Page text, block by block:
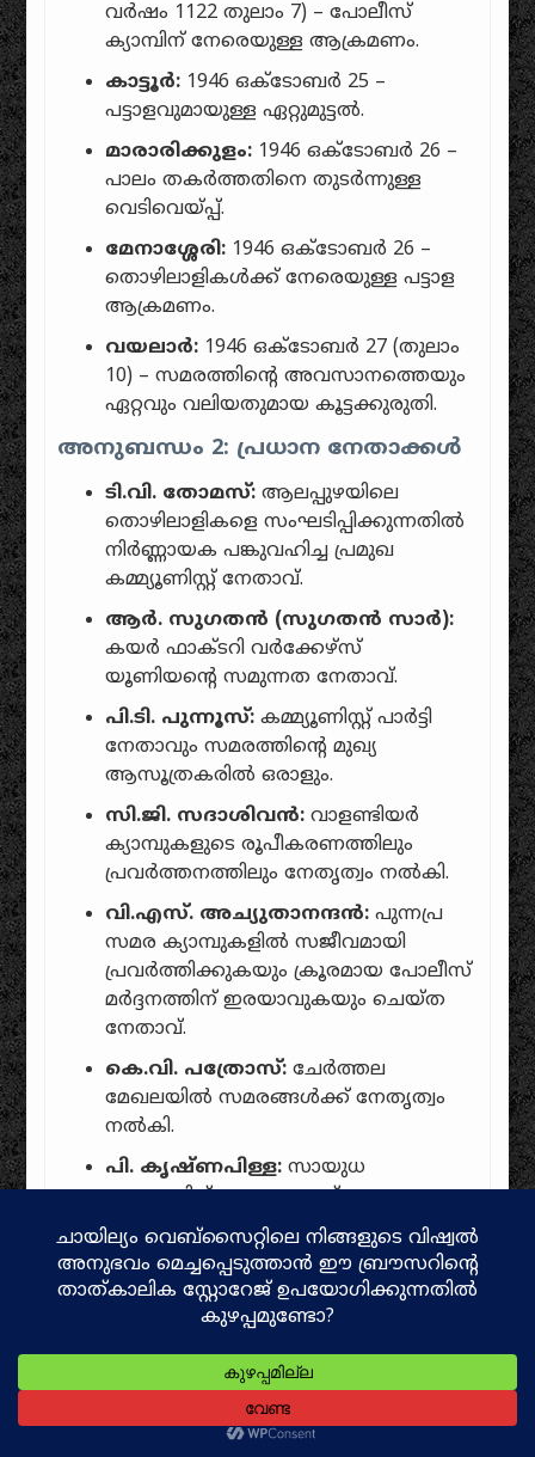
വർഷം 1122 തുലാം 7) – പോലീസ്
ക്യാമ്പിന് നേരെയുള്ള ആക്രമണം.
കാട്ടൂർ: 1946 ഒക്ടോബർ 25 –
പട്ടാളവുമായുള്ള ഏറ്റുമുട്ടൽ.
മാരാരിക്കുളം: 1946 ഒക്ടോബർ 26 –
പാലം തകർത്തതിനെ തുടർന്നുള്ള
വെടിവെയ്പ്പ്.
മേനാശ്ശേരി: 1946 ഒക്ടോബർ 26 –
തൊഴിലാളികൾക്ക് നേരെയുള്ള പട്ടാള
ആക്രമണം.
വയലാർ: 1946 ഒക്ടോബർ 27 (തുലാം
10) – സമരത്തിന്റെ അവസാനത്തെയും
ഏറ്റവും വലിയതുമായ കൂട്ടക്കുരുതി.
അനുബന്ധം 2: പ്രധാന നേതാക്കൾ
ടി.വി. തോമസ്: ആലപ്പുഴയിലെ
തൊഴിലാളികളെ സംഘടിപ്പിക്കുന്നതിൽ
നിർണ്ണായക പങ്കുവഹിച്ച പ്രമുഖ
കമ്മ്യൂണിസ്റ്റ് നേതാവ്.
ആർ. സുഗതൻ (സുഗതൻ സാർ):
കയർ ഫാക്ടറി വർക്കേഴ്സ്
യൂണിയന്റെ സമുന്നത നേതാവ്.
പി.ടി. പുന്നൂസ്: കമ്മ്യൂണിസ്റ്റ് പാർട്ടി
നേതാവും സമരത്തിന്റെ മുഖ്യ
ആസൂത്രകരിൽ ഒരാളും.
സി.ജി. സദാശിവൻ: വാളണ്ടിയർ
ക്യാമ്പുകളുടെ രൂപീകരണത്തിലും
പ്രവർത്തനത്തിലും നേതൃത്വം നൽകി.
വി.എസ്. അച്യുതാനന്ദൻ: പുന്നപ്ര
സമര ക്യാമ്പുകളിൽ സജീവമായി
പ്രവർത്തിക്കുകയും ക്രൂരമായ പോലീസ്
മർദ്ദനത്തിന് ഇരയാവുകയും ചെയ്ത
നേതാവ്.
കെ.വി. പത്രോസ്: ചേർത്തല
മേഖലയിൽ സമരങ്ങൾക്ക് നേതൃത്വം
നൽകി.
പി. കൃഷ്ണപിള്ള: സായുധ
സമരത്തിന് പ്രത്യയശാസ്ത്രപരമായ
അടിത്തറയും ആവേശവും പകർന്നു
നൽകിയ കമ്മ്യൂണിസ്റ്റ് പാർട്ടിയുടെ
സ്ഥാപക നേതാവ്.
അവലംബം (References /
Bibliography)
ശ്രീധരമേനോൻ, എ. (A. Sreedhara